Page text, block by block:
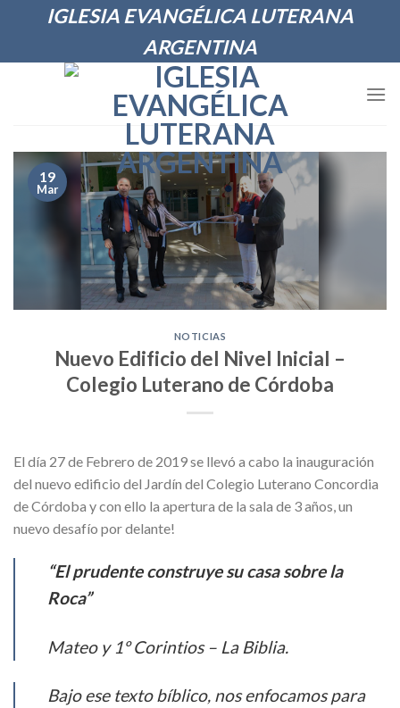
IGLESIA EVANGÉLICA LUTERANA
ARGENTINA
19
Mar
NOTICIAS
Nuevo Edificio del Nivel Inicial –
Colegio Luterano de Córdoba
El día 27 de Febrero de 2019 se llevó a cabo la inauguración
del nuevo edificio del Jardín del Colegio Luterano Concordia
de Córdoba y con ello la apertura de la sala de 3 años, un
nuevo desafío por delante!
“El prudente construye su casa sobre la
Roca”
Mateo y 1º Corintios – La Biblia.
Bajo ese texto bíblico, nos enfocamos para